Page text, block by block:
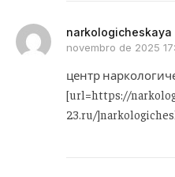
narkologicheskaya
novembro de 2025
центр
[url=https://
23.ru/